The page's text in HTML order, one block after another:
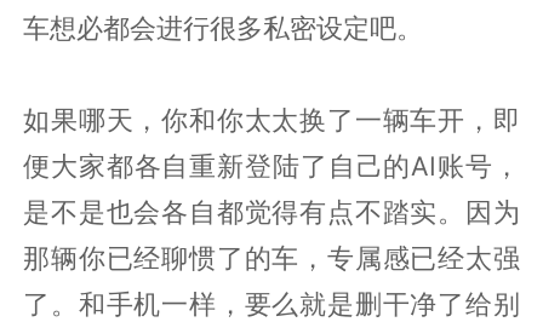
车想必都会进行很多私密设定吧。
如果哪天，你和你太太换了一辆车开，即
便大家都各自重新登陆了自己的AI账号，
是不是也会各自都觉得有点不踏实。因为
那辆你已经聊惯了的车，专属感已经太强
了。和手机一样，要么就是删干净了给别